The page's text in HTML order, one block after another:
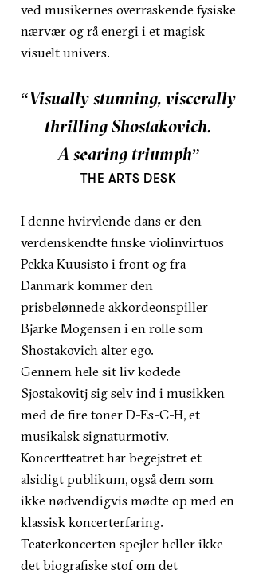
ved musikernes overraskende fysiske
nærvær og rå energi i et magisk
visuelt univers.
“Visually stunning, viscerally
thrilling Shostakovich.
A searing triumph”
THE ARTS DESK
I denne hvirvlende dans er den
verdenskendte finske violinvirtuos
Pekka Kuusisto i front og fra
Danmark kommer den
prisbelønnede akkordeonspiller
Bjarke Mogensen i en rolle som
Shostakovich alter ego.
Gennem hele sit liv kodede
Sjostakovitj sig selv ind i musikken
med de fire toner D-Es-C-H, et
musikalsk signaturmotiv.
Koncertteatret har begejstret et
alsidigt publikum, også dem som
ikke nødvendigvis mødte op med en
klassisk koncerterfaring.
Teaterkoncerten spejler heller ikke
det biografiske stof om det